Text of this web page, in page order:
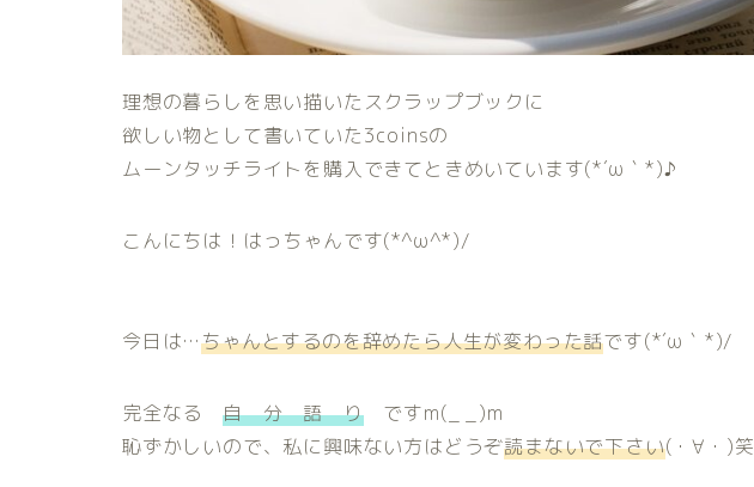
理想の暮らしを思い描いたスクラップブックに
欲しい物として書いていた3coinsの
ムーンタッチライトを購入できてときめいています(*´ω｀*)♪
こんにちは！はっちゃんです(*^ω^*)/
今日は…ちゃんとするのを辞めたら人生が変わった話です(*´ω｀*)/
完全なる 自 分 語 りですm(_ _)m
恥ずかしいので、私に興味ない方はどうぞ読まないで下さい(・∀・)笑